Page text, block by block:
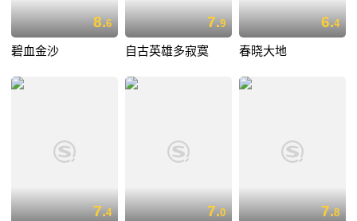
8.6
碧血金沙
7.9
自古英雄多寂寞
6.4
春晓大地
7.4 7.0 7.8